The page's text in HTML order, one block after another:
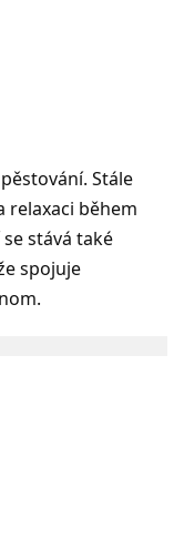
Stále
relaxaci během
stává také
spojuje